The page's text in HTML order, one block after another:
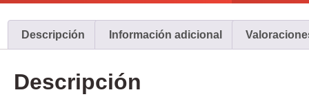
Descripción Información adicional
Descripción